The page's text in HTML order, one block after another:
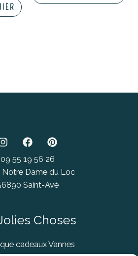
09 55 19 56 26
Notre Dame du Loc
Saint-Avé
Choses
cadeaux Vannes